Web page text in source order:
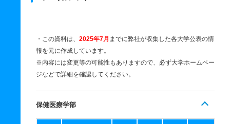
・この資料は、 2025年7月 までに弊社が収集した各大学公表の情
報を元に作成しています。
※内容には変更等の可能性もありますので、必ず大学ホームペー
ジなどで詳細を確認してください。
保健医療学部